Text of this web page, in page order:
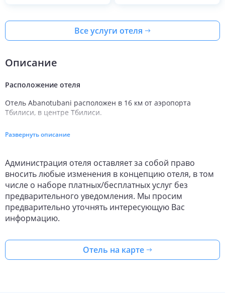
Все услуги отеля
Описание
Расположение отеля
Отель Abanotubani расположен в 16 км от аэропорта
Тбилиси, в центре Тбилиси.
Номерной фонд гостиницы Abanotubani
Во всех номерах есть:
Wi-Fi;
санузел с душем;
фен;
туалетно-косметические принадлежности;
халаты и тапочки;
мини-бар;
Развернуть описание
Администрация отеля оставляет за собой право
вносить любые изменения в концепцию отеля, в том
числе о наборе платных/бесплатных услуг без
предварительного уведомления. Мы просим
предварительно уточнять интересующую Вас
информацию.
Отель на карте